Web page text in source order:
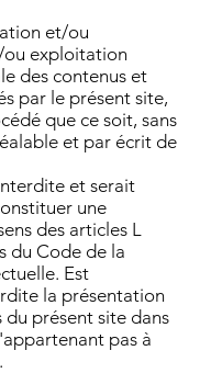
et/ou
exploitation
des contenus et
par le présent site,
que ce soit, sans
et par écrit de
et serait
une
des articles L
du Code de la
Est
la présentation
du présent site dans
pas à